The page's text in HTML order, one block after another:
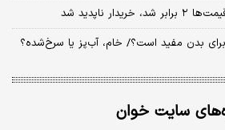
ناپدید شد
بدن مفید است؟/ خام، آب‌پز یا سرخ‌شده؟
سایت خوان